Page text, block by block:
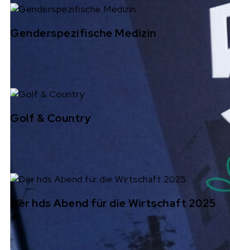
Gojer
Genderspezifische Medizin
Golf & Country
Der hds Abend für die Wirtschaft 2025